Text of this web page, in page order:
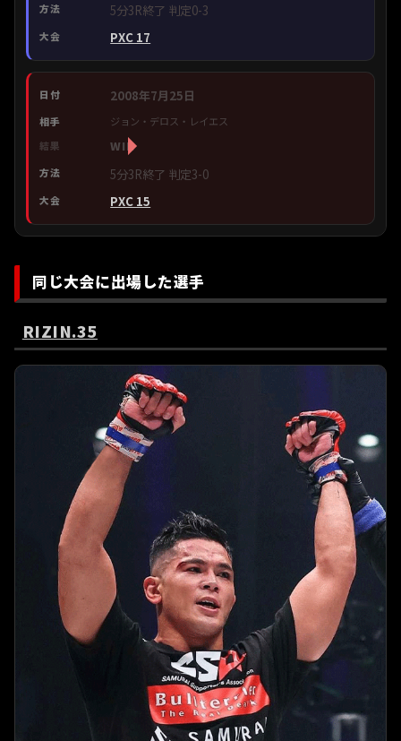
5分3R終了 判定0-3
PXC 17
2008年7月25日
ジョン・デロス・レイエス
WIN
5分3R終了 判定3-0
PXC 15
同じ大会に出場した選手
RIZIN.35